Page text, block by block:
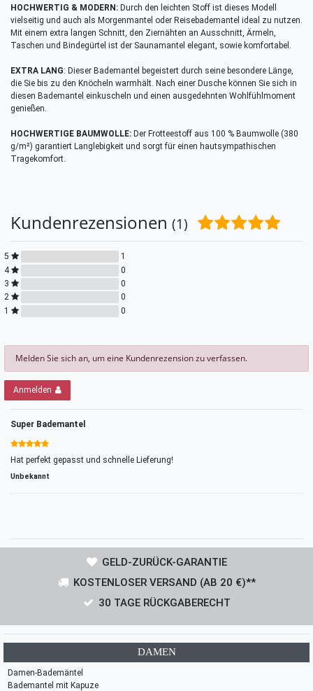
HOCHWERTIG & MODERN: Durch den leichten Stoff ist dieses Modell
vielseitig und auch als Morgenmantel oder Reisebademantel ideal zu nutzen.
Mit einem extra langen Schnitt, den Ziernähten an Ausschnitt, Ärmeln,
Taschen und Bindegürtel ist der Saunamantel elegant, sowie komfortabel.
EXTRA LANG: Dieser Bademantel begeistert durch seine besondere Länge,
die Sie bis zu den Knöcheln warmhält. Nach einer Dusche können Sie sich in
diesen Bademantel einkuscheln und einen ausgedehnten Wohlfühlmoment
genießen.
HOCHWERTIGE BAUMWOLLE: Der Frotteestoff aus 100 % Baumwolle (380
g/m²) garantiert Langlebigkeit und sorgt für einen hautsympathischen
Tragekomfort.
Kundenrezensionen (1)
5
1
4
0
3
0
2
0
1
0
Melden Sie sich an, um eine Kundenrezension zu verfassen.
Anmelden
Super Bademantel
Hat perfekt gepasst und schnelle Lieferung!
Unbekannt
GELD-ZURÜCK-GARANTIE
KOSTENLOSER VERSAND (AB 20 €)**
30 TAGE RÜCKGABERECHT
DAMEN
Damen-Bademäntel
Bademantel mit Kapuze